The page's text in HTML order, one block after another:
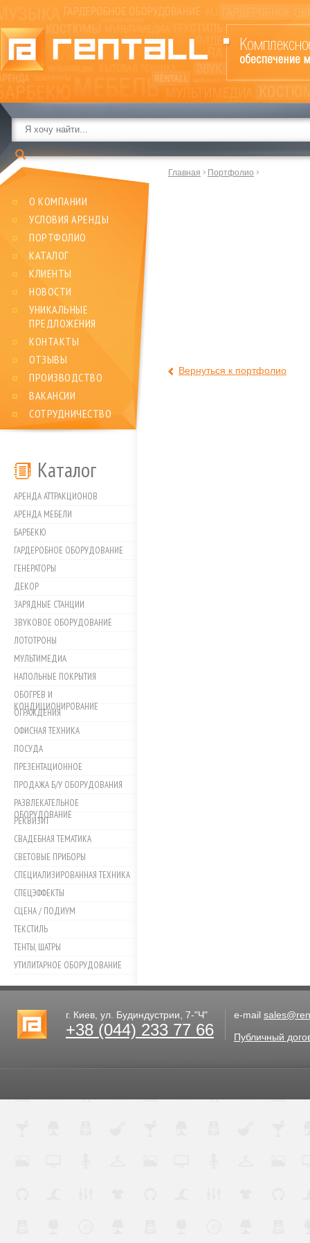
О КОМПАНИИ
УСЛОВИЯ АРЕНДЫ
ПОРТФОЛИО
КАТАЛОГ
КЛИЕНТЫ
НОВОСТИ
УНИКАЛЬНЫЕ
ПРЕДЛОЖЕНИЯ
КОНТАКТЫ
ОТЗЫВЫ
ПРОИЗВОДСТВО
ВАКАНСИИ
СОТРУДНИЧЕСТВО
Каталог
АРЕНДА АТТРАКЦИОНОВ
АРЕНДА МЕБЕЛИ
БАРБЕКЮ
ГАРДЕРОБНОЕ ОБОРУДОВАНИЕ
ГЕНЕРАТОРЫ
ДЕКОР
ЗАРЯДНЫЕ СТАНЦИИ
ЗВУКОВОЕ ОБОРУДОВАНИЕ
ЛОТОТРОНЫ
МУЛЬТИМЕДИА
НАПОЛЬНЫЕ ПОКРЫТИЯ
ОБОГРЕВ И
КОНДИЦИОНИРОВАНИЕ
ОГРАЖДЕНИЯ
ОФИСНАЯ ТЕХНИКА
ПОСУДА
ПРЕЗЕНТАЦИОННОЕ
ПРОДАЖА Б/У ОБОРУДОВАНИЯ
РАЗВЛЕКАТЕЛЬНОЕ
ОБОРУДОВАНИЕ
РЕКВИЗИТ
СВАДЕБНАЯ ТЕМАТИКА
СВЕТОВЫЕ ПРИБОРЫ
СПЕЦИАЛИЗИРОВАННАЯ ТЕХНИКА
СПЕЦЭФФЕКТЫ
СЦЕНА / ПОДИУМ
ТЕКСТИЛЬ
ТЕНТЫ, ШАТРЫ
УТИЛИТАРНОЕ ОБОРУДОВАНИЕ
Главная Портфолио
Вернуться к портфолио
г. Киев, ул. Будиндустрии, 7-"Ч"
+38 (044) 233 77 66
e-mail
Публичный